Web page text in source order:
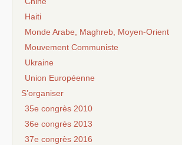
Haiti
Monde Arabe, Maghreb, Moyen-Orient
Mouvement Communiste
Ukraine
Union Européenne
S’organiser
35e congrès 2010
36e congrès 2013
37e congrès 2016